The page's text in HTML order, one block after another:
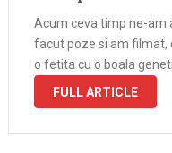
Acum ceva timp ne-am
facut poze si am filmat,
o fetita cu o boala
FULL ARTICLE